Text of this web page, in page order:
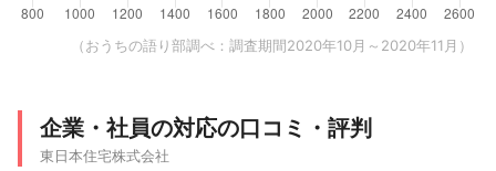
（おうちの語り部調べ：調査期間2020年10月～2020年11月）
企業・社員の対応の口コミ・評判
東日本住宅株式会社